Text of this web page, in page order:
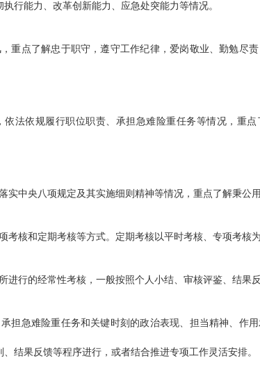
行能力、改革创新能力、应急处突能力等情况。
点了解忠于职守，遵守工作纪律，爱岗敬业、勤勉尽责
依规履行职位职责、承担急难险重任务等情况，重点
中央八项规定及其实施细则精神等情况，重点了解秉公用
核和定期考核等方式。定期考核以平时考核、专项考核为
行的经常性考核，一般按照个人小结、审核评鉴、结果反
急难险重任务和关键时刻的政治表现、担当精神、作用
结果反馈等程序进行，或者结合推进专项工作灵活安排。